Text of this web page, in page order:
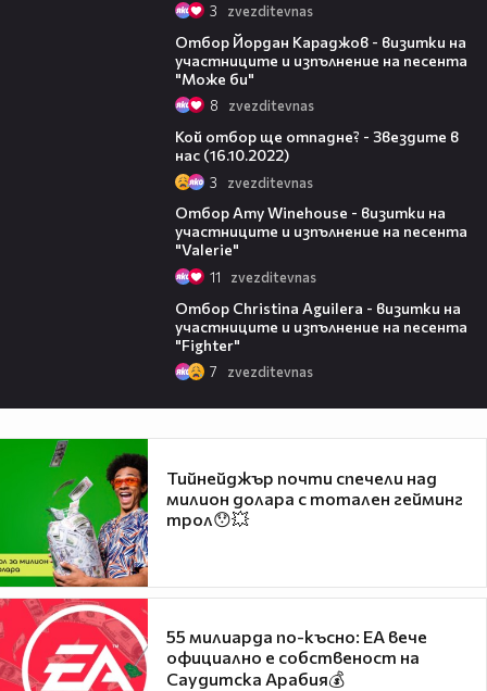
3 zvezditevnas
Отбор Йордан Караджов - визитки на
участниците и изпълнение на песента
"Може би"
8 zvezditevnas
Кой отбор ще отпадне? - Звездите в
нас (16.10.2022)
3 zvezditevnas
Отбор Amy Winehouse - визитки на
участниците и изпълнение на песента
"Valerie"
11 zvezditevnas
Отбор Christina Aguilera - визитки на
участниците и изпълнение на песента
"Fighter"
7 zvezditevnas
Тийнейджър почти спечели над
милион долара с тотален гейминг
трол😯💥
55 милиарда по-късно: EA вече
официално е собственост на
Саудитска Арабия💰